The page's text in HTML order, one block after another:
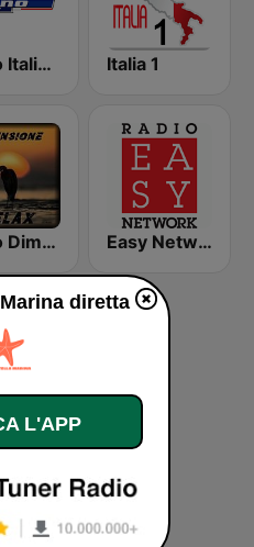
Radio Italia Uno Italia 1
Radio Dimensione Relax (RDR) Easy Network
diretta
L'APP